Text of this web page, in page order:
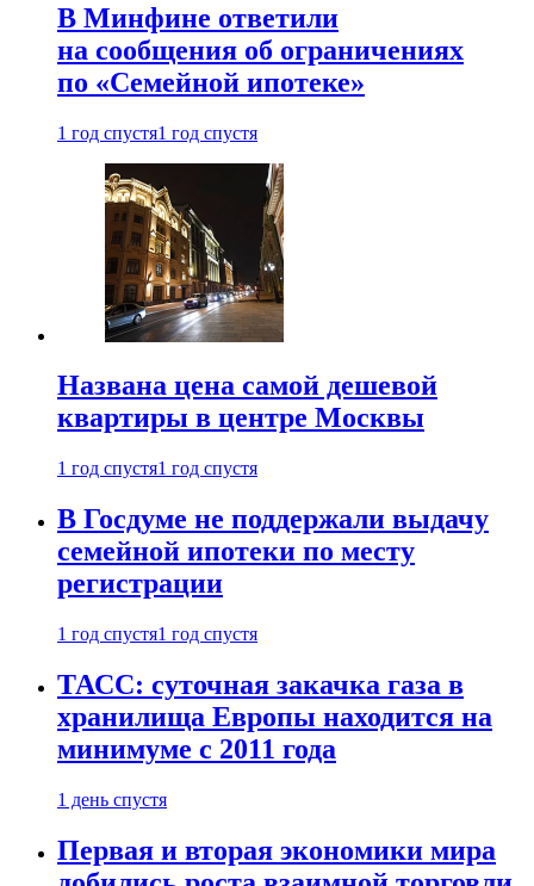
В Минфине ответили
на сообщения об ограничениях
по «Семейной ипотеке»
1 год спустя1 год спустя
Названа цена самой дешевой
квартиры в центре Москвы
1 год спустя1 год спустя
В Госдуме не поддержали выдачу
семейной ипотеки по месту
регистрации
1 год спустя1 год спустя
ТАСС: суточная закачка газа в
хранилища Европы находится на
минимуме с 2011 года
1 день спустя
Первая и вторая экономики мира